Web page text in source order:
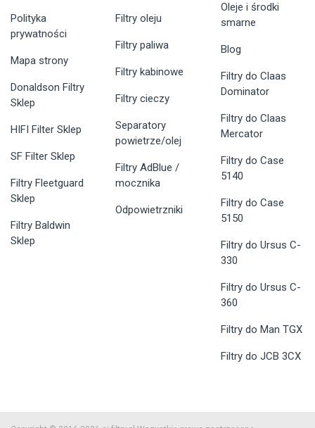
Polityka
prywatności
Mapa strony
Donaldson Filtry
Sklep
HIFI Filter Sklep
SF Filter Sklep
Filtry Fleetguard
Sklep
Filtry Baldwin
Sklep
Filtry oleju
Filtry paliwa
Filtry kabinowe
Filtry cieczy
Separatory
powietrze/olej
Filtry AdBlue /
mocznika
Odpowietrzniki
Oleje i środki
smarne
Blog
Filtry do Claas
Dominator
Filtry do Claas
Mercator
Filtry do Case
5140
Filtry do Case
5150
Filtry do Ursus C-
330
Filtry do Ursus C-
360
Filtry do Man TGX
Filtry do JCB 3CX